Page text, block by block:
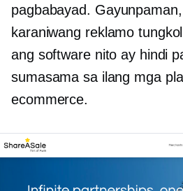
pagbabayad.
karaniwang reklamo
ang software nito ay hindi
sumasama sa ilang mga
ecommerce.